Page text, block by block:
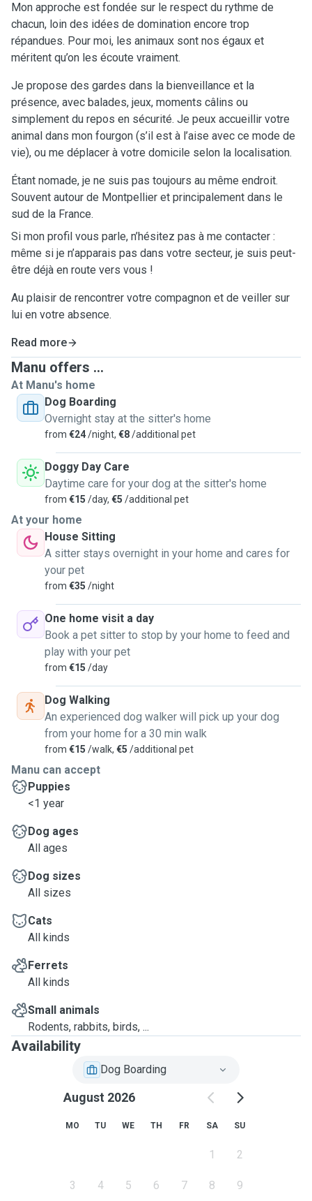
Mon approche est fondée sur le respect du rythme de
chacun, loin des idées de domination encore trop
répandues. Pour moi, les animaux sont nos égaux et
méritent qu’on les écoute vraiment.
Je propose des gardes dans la bienveillance et la
présence, avec balades, jeux, moments câlins ou
simplement du repos en sécurité. Je peux accueillir votre
animal dans mon fourgon (s’il est à l’aise avec ce mode de
vie), ou me déplacer à votre domicile selon la localisation.
Étant nomade, je ne suis pas toujours au même endroit.
Souvent autour de Montpellier et principalement dans le
sud de la France.
Si mon profil vous parle, n’hésitez pas à me contacter :
même si je n’apparais pas dans votre secteur, je suis peut-
être déjà en route vers vous !
Au plaisir de rencontrer votre compagnon et de veiller sur
lui en votre absence.
Read more
Manu offers ...
At Manu's home
Dog Boarding
Overnight stay at the sitter's home
from €24/night, €8/additional pet
Doggy Day Care
Daytime care for your dog at the sitter's home
from €15 /day, €5 /additional pet
At your home
House Sitting
A sitter stays overnight in your home and cares for
your pet
from €35 /night
One home visit a day
Book a pet sitter to stop by your home to feed and
play with your pet
from €15 /day
Dog Walking
An experienced dog walker will pick up your dog
from your home for a 30 min walk
from €15 /walk, €5 /additional pet
Manu can accept
Puppies
<1 year
Dog ages
All ages
Dog sizes
All sizes
Cats
All kinds
Ferrets
All kinds
Small animals
Rodents, rabbits, birds, ...
Availability
Dog Boarding
August 2026
MO TU WE TH FR SA SU
1 2
3 4 5 6 7 8 9